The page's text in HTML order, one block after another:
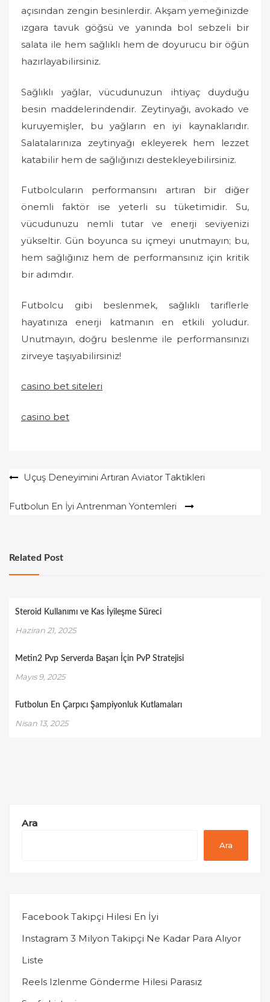
açısından zengin besinlerdir. Akşam yemeğinizde
ızgara tavuk göğsü ve yanında bol sebzeli bir
salata ile hem sağlıklı hem de doyurucu bir öğün
hazırlayabilirsiniz.
Sağlıklı yağlar, vücudunuzun ihtiyaç duyduğu
besin maddelerindendir. Zeytinyağı, avokado ve
kuruyemişler, bu yağların en iyi kaynaklarıdır.
Salatalarınıza zeytinyağı ekleyerek hem lezzet
katabilir hem de sağlığınızı destekleyebilirsiniz.
Futbolcuların performansını artıran bir diğer
önemli faktör ise yeterli su tüketimidir. Su,
vücudunuzu nemli tutar ve enerji seviyenizi
yükseltir. Gün boyunca su içmeyi unutmayın; bu,
hem sağlığınız hem de performansınız için kritik
bir adımdır.
Futbolcu gibi beslenmek, sağlıklı tariflerle
hayatınıza enerji katmanın en etkili yoludur.
Unutmayın, doğru beslenme ile performansınızı
zirveye taşıyabilirsiniz!
casino bet siteleri
casino bet
YazıUçuş Deneyimini Artıran Aviator Taktikleri
Futbolun En İyi Antrenman Yöntemleri
Related Post
Steroid Kullanımı ve Kas İyileşme Süreci
Haziran 21, 2025
Metin2 Pvp Serverda Başarı İçin PvP Stratejisi
Mayıs 9, 2025
Futbolun En Çarpıcı Şampiyonluk Kutlamaları
Nisan 13, 2025
Ara
Ara
Facebook Takipçi Hilesi En İyi
Instagram 3 Milyon Takipçi Ne Kadar Para Alıyor
Liste
Reels Izlenme Gönderme Hilesi Parasız